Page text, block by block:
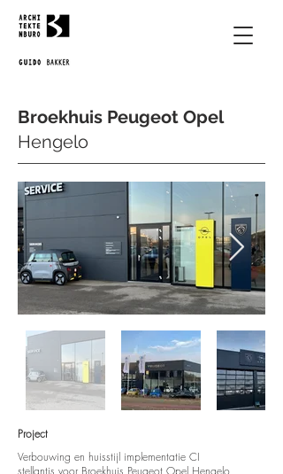
Broekhuis Peugeot Opel
Hengelo
Project
Verbouwing en huisstijl implementatie CI
stellantis voor Broekhuis Peugeot Opel Hengelo